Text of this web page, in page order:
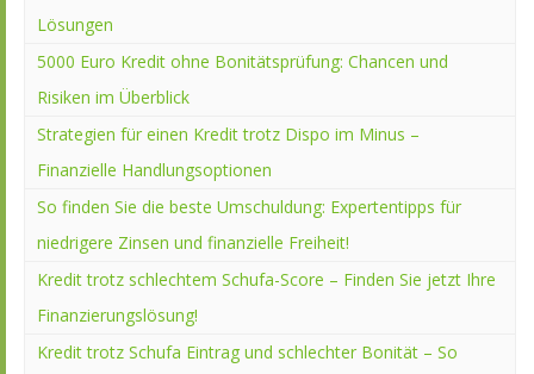
Lösungen
5000 Euro Kredit ohne Bonitätsprüfung: Chancen und
Risiken im Überblick
Strategien für einen Kredit trotz Dispo im Minus –
Finanzielle Handlungsoptionen
So finden Sie die beste Umschuldung: Expertentipps für
niedrigere Zinsen und finanzielle Freiheit!
Kredit trotz schlechtem Schufa-Score – Finden Sie jetzt Ihre
Finanzierungslösung!
Kredit trotz Schufa Eintrag und schlechter Bonität – So